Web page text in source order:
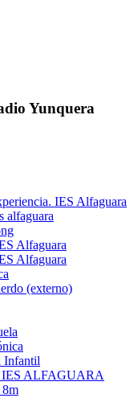
Yunquera
IES Alfaguara
alfaguara
Alfaguara
Alfaguara
(externo)
Infantil
IES ALFAGUARA
8m